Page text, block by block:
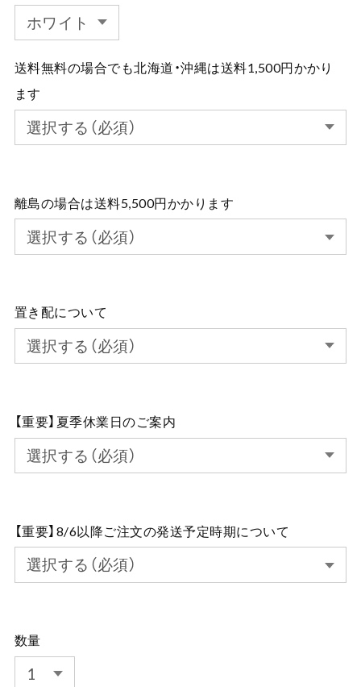
送料無料の場合でも北海道・沖縄は送料1,500円かかり
ます
離島の場合は送料5,500円かかります
置き配について
【重要】夏季休業日のご案内
【重要】8/6以降ご注文の発送予定時期について
数量